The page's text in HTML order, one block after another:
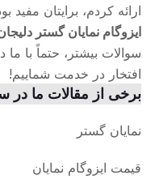
ارائه کردم، برایتان مفید
ایزوگام نمایان گستر دلیجان ۴۲
سوالات بیشتر، حتماً با
افتخار در خدمت شماییم!
برخی از مقالات ما در
نمایان گستر
قیمت ایزوگام نمایان